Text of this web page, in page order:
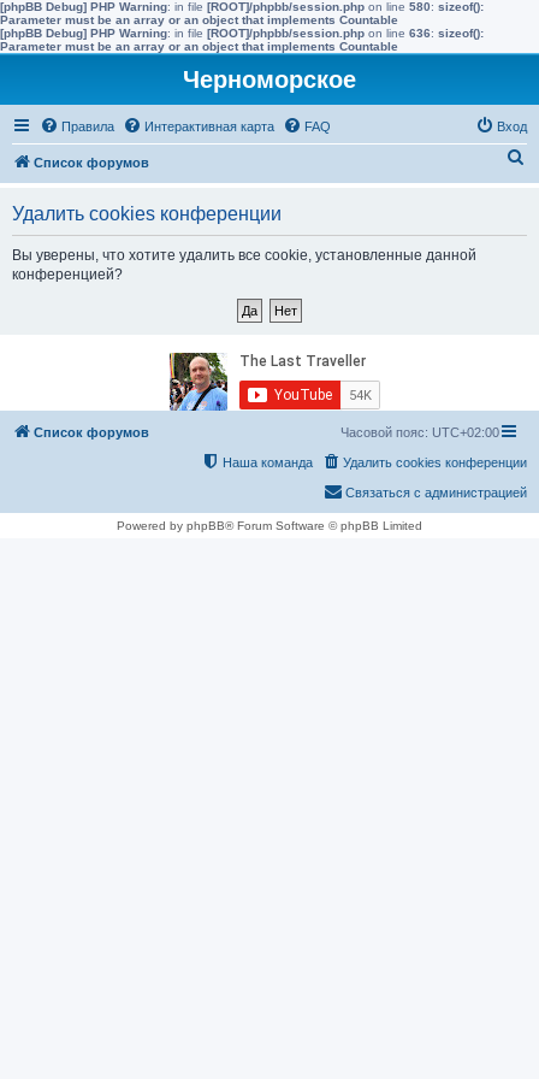
[phpBB Debug] PHP Warning: in file [ROOT]/phpbb/session.php on line 580: sizeof():
Parameter must be an array or an object that implements Countable
[phpBB Debug] PHP Warning: in file [ROOT]/phpbb/session.php on line 636: sizeof():
Parameter must be an array or an object that implements Countable
Черноморское
Правила Интерактивная карта FAQ Вход
Список форумов
Удалить cookies конференции
Вы уверены, что хотите удалить все cookie, установленные данной
конференцией?
Список форумов Часовой пояс: UTC+02:00
Удалить cookies конференции
Наша команда
Связаться с администрацией
Powered by phpBB® Forum Software © phpBB Limited